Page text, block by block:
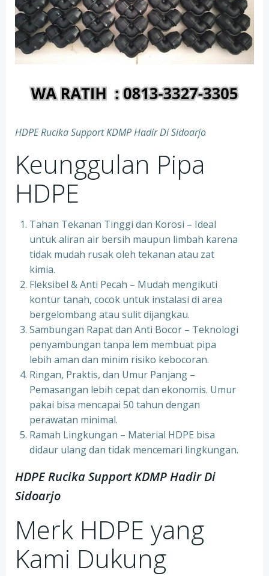
HDPE Rucika Support KDMP Hadir Di Sidoarjo
Keunggulan Pipa
HDPE
Tahan Tekanan Tinggi dan Korosi – Ideal
untuk aliran air bersih maupun limbah karena
tidak mudah rusak oleh tekanan atau zat
kimia.
Fleksibel & Anti Pecah – Mudah mengikuti
kontur tanah, cocok untuk instalasi di area
bergelombang atau sulit dijangkau.
Sambungan Rapat dan Anti Bocor – Teknologi
penyambungan tanpa lem membuat pipa
lebih aman dan minim risiko kebocoran.
Ringan, Praktis, dan Umur Panjang –
Pemasangan lebih cepat dan ekonomis. Umur
pakai bisa mencapai 50 tahun dengan
perawatan minimal.
Ramah Lingkungan – Material HDPE bisa
didaur ulang dan tidak mencemari lingkungan.
HDPE Rucika Support KDMP Hadir Di
Sidoarjo
Merk HDPE yang
Kami Dukung